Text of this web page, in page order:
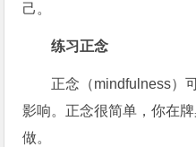
己。
练习正念
正念（mindfulness）
影响。正念很简单，你在
做。